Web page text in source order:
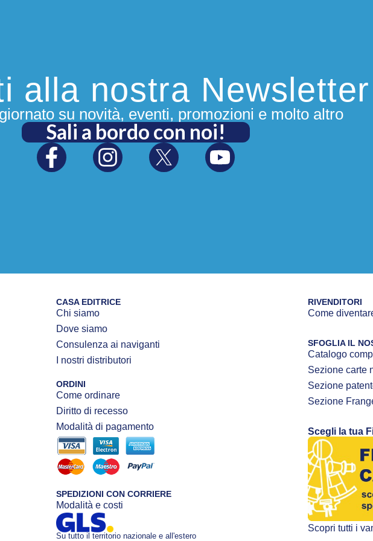
alla nostra Newsletter
su novità, eventi, promozioni e molto altro
Sali a bordo con noi!
CASA EDITRICE
Chi siamo
Dove siamo
Consulenza ai naviganti
I nostri distributori
ORDINI
Come ordinare
Diritto di recesso
Modalità di pagamento
SPEDIZIONI CON CORRIERE
Modalità e costi
Su tutto il territorio nazionale e all'estero
RIVENDITORI
Come
SFOGLIA IL
Catalogo
Sezione carte
Sezione
Sezione
Scegli la tua
Scopri tutti i